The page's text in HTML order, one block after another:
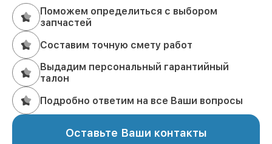
Поможем определиться с выбором
запчастей
Составим точную смету работ
Выдадим персональный гарантийный
талон
Подробно ответим на все Ваши вопросы
Оставьте Ваши контакты